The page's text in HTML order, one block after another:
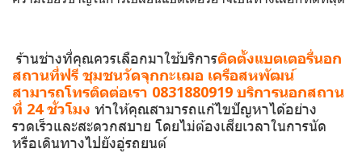
ร้านช่างที่คุณควรเลือกมาใช้บริการติดตั้งแบตเตอรี่นอก
สถานที่ฟรี ชุมชนวัดจุกกะเฌอ เครือสหพัฒน์
สามารถโทรติดต่อเรา 0831880919 บริการนอกสถาน
ที่ 24 ชั่วโมง ทำให้คุณสามารถแก้ไขปัญหาได้อย่าง
รวดเร็วและสะดวกสบาย โดยไม่ต้องเสียเวลาในการนัด
หรือเดินทางไปยังอู่รถยนต์